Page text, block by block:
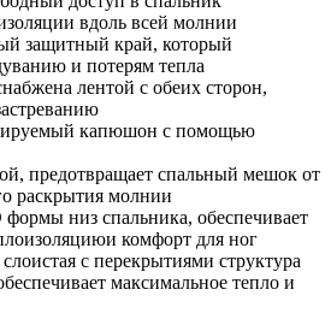
вдоль всей молнии
защитный край, который
и потерям тепла
лентой с обеих сторон,
капюшон с помощью
предотвращает спальный мешок от
раскрытия молнии
формы низ спальника, обеспечивает
комфорт для ног
с перекрытиями структура
максимальное тепло и